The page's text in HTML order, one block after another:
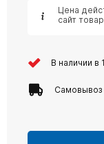
Цена
сайт
В наличии в
Самовывоз